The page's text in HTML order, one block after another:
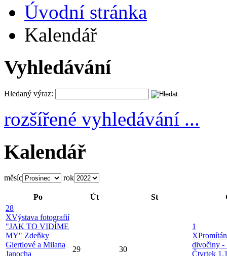
Úvodní stránka
Kalendář
Vyhledávání
Hledaný výraz:
rozšířené vyhledávání ...
Kalendář
měsíc rok
Po Út St
28
XVýstava fotografií
"JAK TO VIDÍME
MY" Zdeňky
Giertlové a Milana
Janocha
29 30
1
X
divočiny -
Čtvrtek